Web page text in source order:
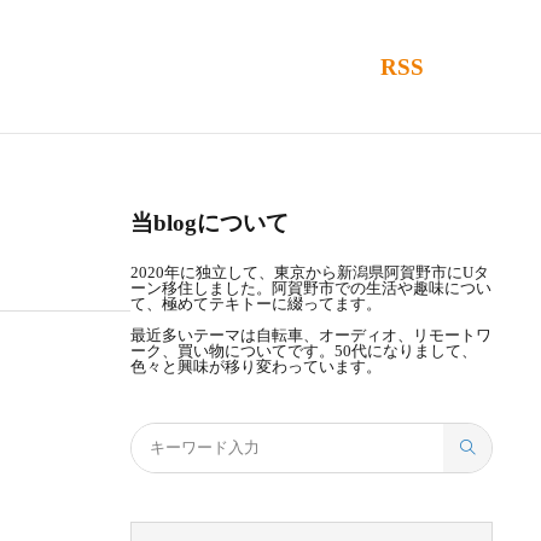
RSS
当blogについて
2020年に独立して、東京から新潟県阿賀野市にUタ
ーン移住しました。阿賀野市での生活や趣味につい
て、極めてテキトーに綴ってます。
最近多いテーマは自転車、オーディオ、リモートワ
ーク、買い物についてです。50代になりまして、
色々と興味が移り変わっています。